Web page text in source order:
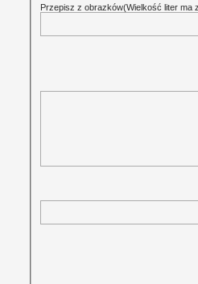
Przepisz z obrazków(Wielkość liter ma